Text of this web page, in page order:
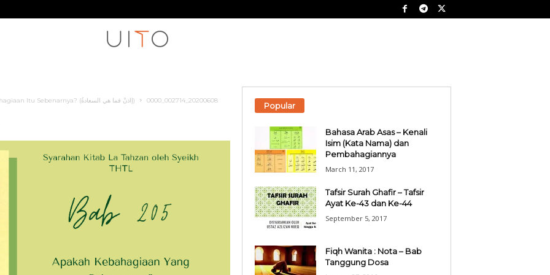
SIRI LA TAHZAN: Bab 205 — Apakah Kebahagiaan Itu Sebenarnya? (إاذنْ فما هي السعادةُ) 20200608_002714_0000
Popular
Bahasa Arab Asas – Kenali
Isim (Kata Nama) dan
Pembahagiannya
March 11, 2017
Tafsir Surah Ghafir – Tafsir
Ayat Ke-43 dan Ke-44
September 5, 2017
Fiqh Wanita : Nota – Bab
Tanggung Dosa